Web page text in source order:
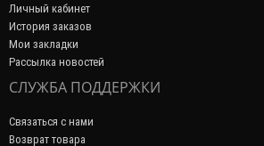
Личный кабинет
История заказов
Мои закладки
Рассылка новостей
СЛУЖБА ПОДДЕРЖКИ
Связаться с нами
Возврат товара